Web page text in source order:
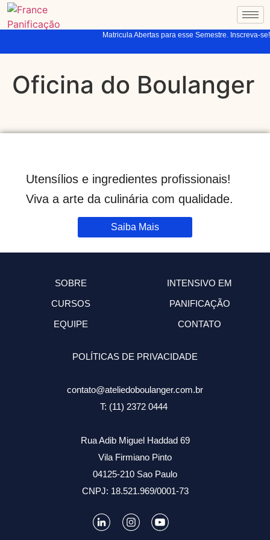
Matricula Abertas para esse Semestre. Inscreva-se!
Oficina do Boulanger
Utensílios e ingredientes profissionais!
Viva a arte da culinária com qualidade.
Saiba Mais
SOBRE
CURSOS
EQUIPE
INTENSIVO EM
PANIFICAÇÃO
CONTATO
POLÍTICAS DE PRIVACIDADE
contato@ateliedoboulanger.com.br
T: (11) 2372 0444
Rua Adib Miguel Haddad 69
Vila Firmiano Pinto
04125-210 Sao Paulo
CNPJ: 18.521.969/0001-73